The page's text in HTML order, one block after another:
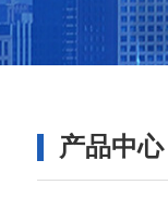
产品中心